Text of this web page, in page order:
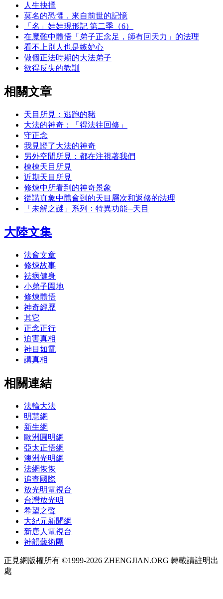
人生抉擇
莫名的恐懼，來自前世的記憶
「名」娃娃現形記 第二季（6）
在魔難中體悟「弟子正念足，師有回天力」的法理
看不上別人也是嫉妒心
做個正法時期的大法弟子
欲得反失的教訓
相關文章
天目所見：逃跑的豬
大法的神奇：「得法往回修」
守正念
我見證了大法的神奇
另外空間所見：都在注視著我們
棟棟天目所見
近期天目所見
修煉中所看到的神奇景象
從講真象中體會到的天目層次和返修的法理
「未解之謎」系列：特異功能─天目
大陸文集
法會文章
修煉故事
祛病健身
小弟子園地
修煉體悟
神奇經歷
其它
正念正行
迫害真相
神目如電
講真相
相關連結
法輪大法
明慧網
新生網
歐洲圓明網
亞太正悟網
澳洲光明網
法網恢恢
追查國際
放光明電視台
台灣放光明
希望之聲
大紀元新聞網
新唐人電視台
神韻藝術團
正見網版權所有 ©1999-2026 ZHENGJIAN.ORG 轉載請註明出
處